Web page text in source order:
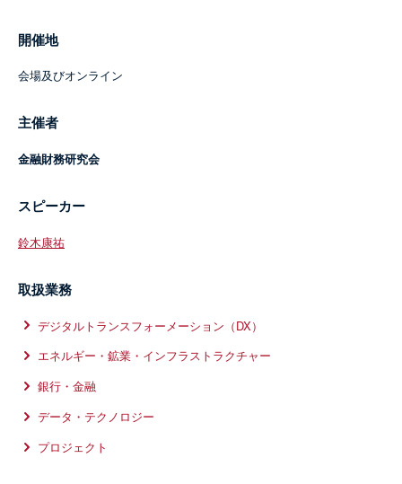
開催地
会場及びオンライン
主催者
金融財務研究会
スピーカー
鈴木康祐
取扱業務
デジタルトランスフォーメーション（DX）
エネルギー・鉱業・インフラストラクチャー
銀行・金融
データ・テクノロジー
プロジェクト